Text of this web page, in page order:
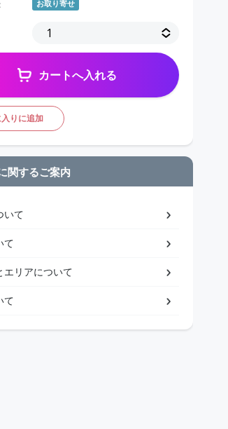
お取り寄せ
カートへ入れる
りに追加
関するご案内
いて
て
エリアについて
て